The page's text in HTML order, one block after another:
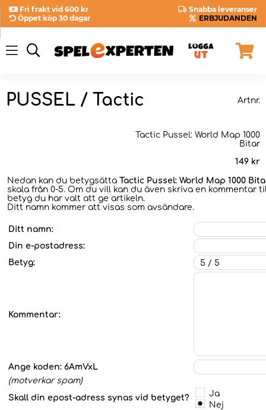
Fri frakt vid 600 kr
Snabba leveranser
Öppet köp 30 dagar
ERBJUDANDEN
PUSSEL / Tactic Artnr.
Tactic Pussel: World Map 1000
Bitar
149 kr
Nedan kan du betygsätta Tactic Pussel: World Map 1000
skala från 0-5. Om du vill kan du även skriva en kommentar
betyg du har valt att ge artikeln.
Ditt namn kommer att visas som avsändare.
Ditt namn:
Din e-postadress:
Betyg:
Kommentar:
Ange koden: 6AmVxL
(motverkar spam)
Skall din epost-adress synas vid betyget?
Ja
Nej